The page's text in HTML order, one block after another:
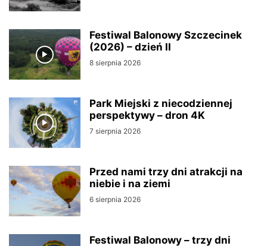
Festiwal Balonowy Szczecinek
(2026) – dzień II
8 sierpnia 2026
Park Miejski z niecodziennej
perspektywy – dron 4K
7 sierpnia 2026
Przed nami trzy dni atrakcji na
niebie i na ziemi
6 sierpnia 2026
Festiwal Balonowy – trzy dni